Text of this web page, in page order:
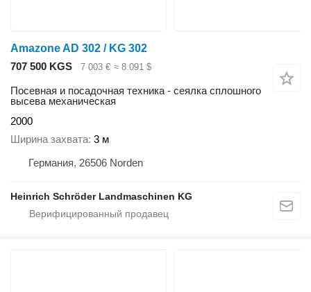
Amazone AD 302 / KG 302
707 500 KGS
7 003 € ≈ 8 091 $
Посевная и посадочная техника - сеялка сплошного
высева механическая
2000
Ширина захвата 3 м
Германия, 26506 Norden
Heinrich Schröder Landmaschinen KG